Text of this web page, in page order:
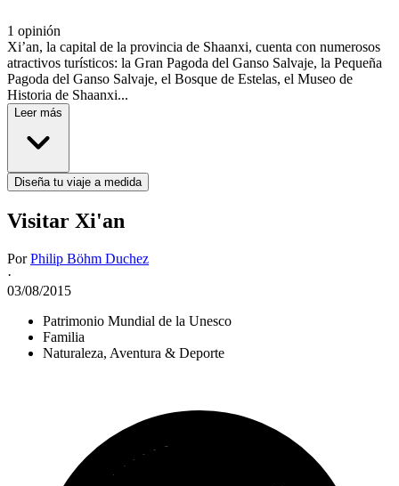
1 opinión
Xi’an, la capital de la provincia de Shaanxi, cuenta con numerosos
atractivos turísticos: la Gran Pagoda del Ganso Salvaje, la Pequeña
Pagoda del Ganso Salvaje, el Bosque de Estelas, el Museo de
Historia de Shaanxi...
Leer más
Diseña tu viaje a medida
Visitar Xi'an
PorPhilip Böhm Duchez
·
03/08/2015
Patrimonio Mundial de la Unesco
Familia
Naturaleza, Aventura & Deporte